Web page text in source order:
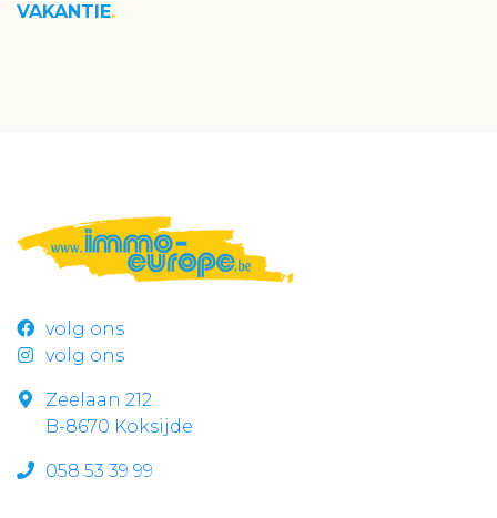
VAKANTIE
volg ons
volg ons
Zeelaan 212
B-8670 Koksijde
058 53 39 99